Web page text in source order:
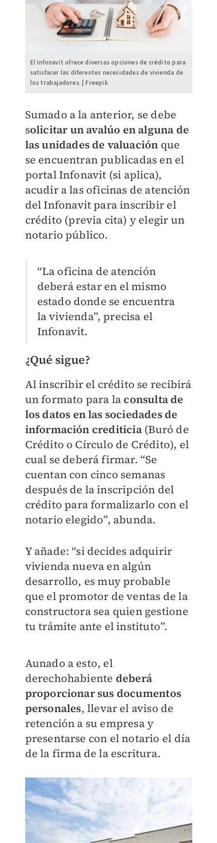
El Infonavit ofrece diversas opciones de crédito para
satisfacer las diferentes necesidades de vivienda de
los trabajadores. | Freepik
Sumado a la anterior, se debe
solicitar un avalúo en alguna de
las unidades de valuación que
se encuentran publicadas en el
portal Infonavit (si aplica),
acudir a las oficinas de atención
del Infonavit para inscribir el
crédito (previa cita) y elegir un
notario público.
“La oficina de atención
deberá estar en el mismo
estado donde se encuentra
la vivienda”, precisa el
Infonavit.
¿Qué sigue?
Al inscribir el crédito se recibirá
un formato para la consulta de
los datos en las sociedades de
información crediticia(Buró de
Crédito o Círculo de Crédito), el
cual se deberá firmar. “Se
cuentan con cinco semanas
después de la inscripción del
crédito para formalizarlo con el
notario elegido”, abunda.
Y añade: “si decides adquirir
vivienda nueva en algún
desarrollo, es muy probable
que el promotor de ventas de la
constructora sea quien gestione
tu trámite ante el instituto”.
Aunado a esto, el
derechohabiente deberá
proporcionar sus documentos
personales, llevar el aviso de
retención a su empresa y
presentarse con el notario el día
de la firma de la escritura.